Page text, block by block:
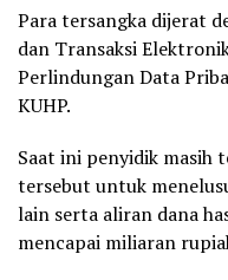
Para tersangka dijerat
dan Transaksi
Perlindungan Data
KUHP.
Saat ini penyidik masih
tersebut untuk
lain serta aliran dana
mencapai miliaran